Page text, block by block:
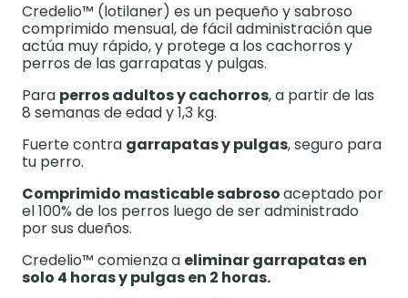
Credelio™ (lotilaner) es un pequeño y sabroso
comprimido mensual, de fácil administración que
actúa muy rápido, y protege a los cachorros y
perros de las garrapatas y pulgas.
Para perros adultos y cachorros, a partir de las
8 semanas de edad y 1,3 kg.
Fuerte contra garrapatas y pulgas, seguro para
tu perro.
Comprimido masticable sabrosoaceptado por
el 100% de los perros luego de ser administrado
por sus dueños.
Credelio™ comienza a eliminar garrapatas en
solo 4 horasy pulgas en 2 horas.